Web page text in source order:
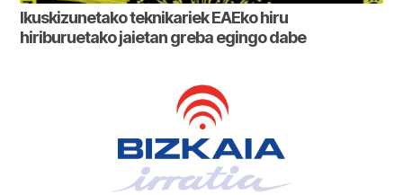
Ikuskizunetako teknikariek EAEko hiru
hiriburuetako jaietan greba egingo dabe